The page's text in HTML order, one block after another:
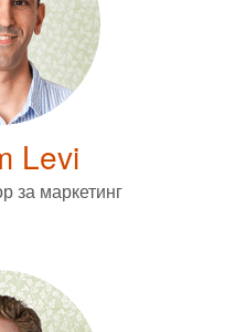
Levi
за маркетинг